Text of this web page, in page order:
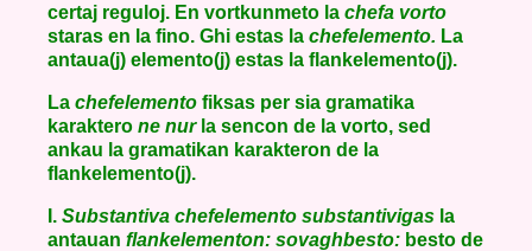
certaj reguloj. En vortkunmeto la chefa vorto
staras en la fino. Ghi estas la chefelemento. La
antaua(j) elemento(j) estas la flankelemento(j).
La chefelemento fiksas per sia gramatika
karaktero ne nurla sencon de la vorto, sed
ankau la gramatikan karakteron de la
flankelemento(j).
I. Substantiva chefelemento substantivigas la
antauan flankelementon: sovaghbesto: besto de